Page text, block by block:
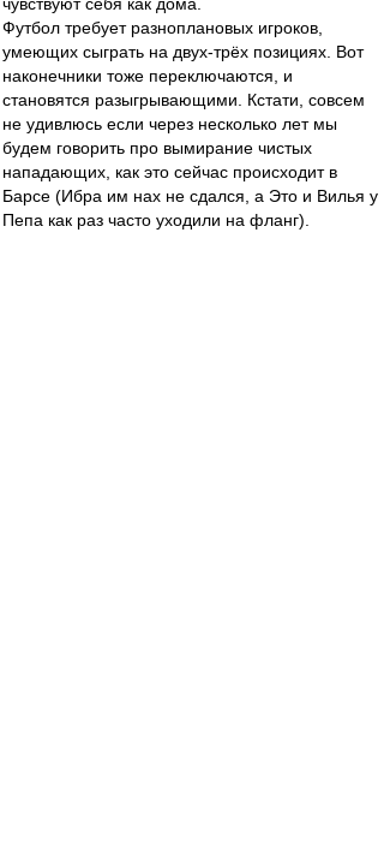
Футбол требует разноплановых игроков,
умеющих сыграть на двух-трёх позициях. Вот
наконечники тоже переключаются, и
становятся разыгрывающими. Кстати, совсем
не удивлюсь если через несколько лет мы
будем говорить про вымирание чистых
нападающих, как это сейчас происходит в
Барсе (Ибра им нах не сдался, а Это и Вилья у
Пепа как раз часто уходили на фланг).